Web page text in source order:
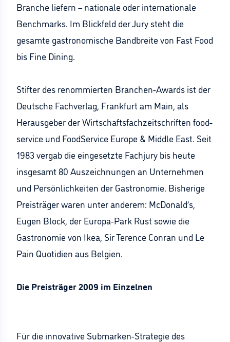
Branche liefern – nationale oder internationale
Benchmarks. Im Blickfeld der Jury steht die
gesamte gastronomische Bandbreite von Fast Food
bis Fine Dining.
Stifter des renommierten Branchen-Awards ist der
Deutsche Fachverlag, Frankfurt am Main, als
Herausgeber der Wirtschaftsfachzeitschriften food-
service und FoodService Europe & Middle East. Seit
1983 vergab die eingesetzte Fachjury bis heute
insgesamt 80 Auszeichnungen an Unternehmen
und Persönlichkeiten der Gastronomie. Bisherige
Preisträger waren unter anderem: McDonald’s,
Eugen Block, der Europa-Park Rust sowie die
Gastronomie von Ikea, Sir Terence Conran und Le
Pain Quotidien aus Belgien.
Die Preisträger 2009 im Einzelnen
Für die innovative Submarken-Strategie des